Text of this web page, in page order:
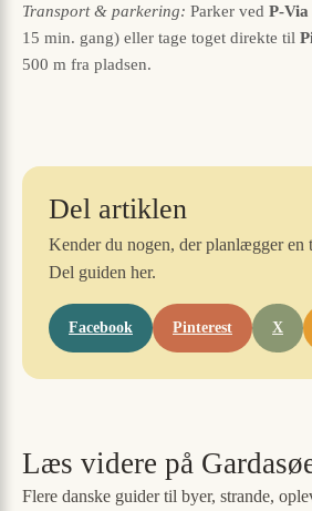
Transport & parkering: Parker ved P-
15 min. gang) eller tage toget direkte til
500 m fra pladsen.
Del artiklen
Kender du nogen, der planlægger en
Del guiden her.
Facebook Pinterest X
Læs videre på
Flere danske guider til byer, strande,